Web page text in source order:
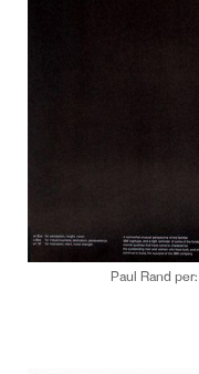
Paul Rand per: